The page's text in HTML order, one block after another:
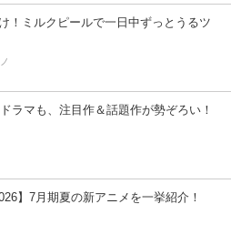
！ミルクピールで一日中ずっとうるツ
ラマも、注目作＆話題作が勢ぞろい！
】7月期夏の新アニメを一挙紹介！